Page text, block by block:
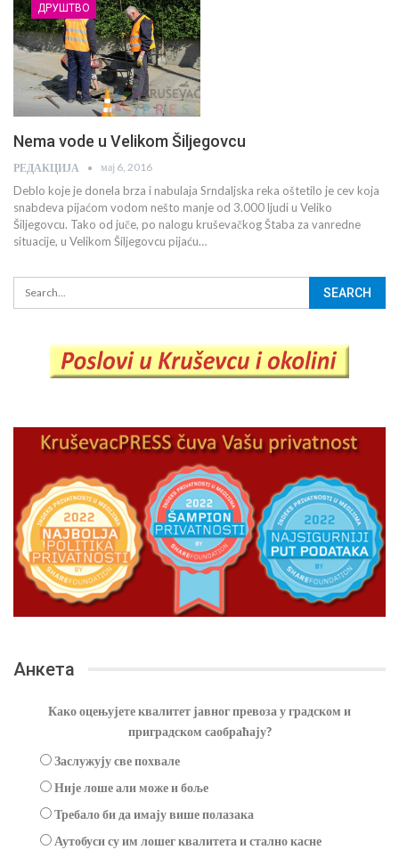
ДРУШТВО
Nema vode u Velikom Šiljegovcu
РЕДАКЦИЈА мај 6, 2016
Deblo koje je donela brza i nabulaja Srndaljska reka oštetilo je cev koja
snabdeva pijaćom vodom nešto manje od 3.000 ljudi u Veliko
Šiljegovcu. Tako od juče, po nalogu kruševačkog Štaba za vanredne
situacije, u Velikom Šiljegovcu pijaću…
Анкета
Како оцењујете квалитет јавног превоза у градском и
приградском саобраћају?
Заслужују све похвале
Није лоше али може и боље
Требало би да имају више полазака
Аутобуси су им лошег квалитета и стално касне